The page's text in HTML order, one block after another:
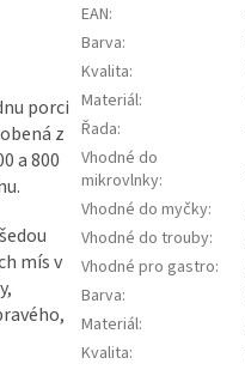
porci
z
a 800
mís v
EAN:
Barva:
Kvalita:
Materiál:
Řada:
Vhodné do
mikrovlnky:
Vhodné do myčky:
Vhodné do trouby:
Vhodné pro gastro:
Barva:
Materiál:
Kvalita: